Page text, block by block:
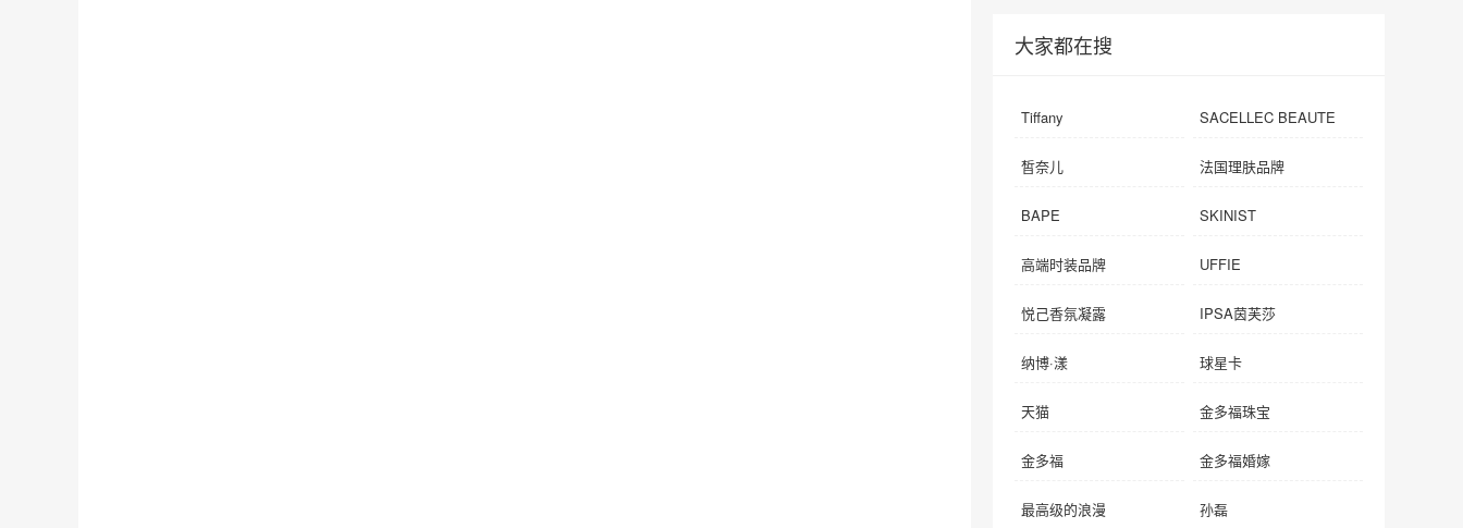
大家都在搜
Tiffany SACELLEC BEAUTE
皙奈儿 法国理肤品牌
BAPE SKINIST
高端时装品牌 UFFIE
悦己香氛凝露 IPSA茵芙莎
纳博·漾 球星卡
天猫 金多福珠宝
金多福 金多福婚嫁
最高级的浪漫 孙磊